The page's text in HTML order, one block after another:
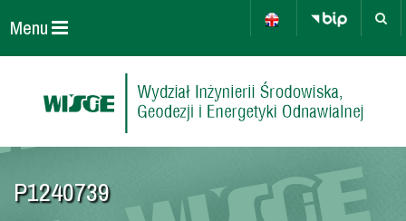
Menu
P1240739